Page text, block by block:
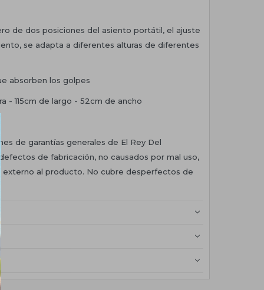
de dos posiciones del asiento portátil, el ajuste
se adapta a diferentes alturas de diferentes
absorben los golpes
- 115cm de largo - 52cm de ancho
de garantías generales de El Rey Del
de fabricación, no causados por mal uso,
al producto. No cubre desperfectos de